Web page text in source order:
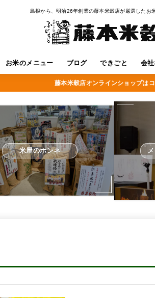
島根から、明治26年創業の藤本米穀店が厳選したお
お米のメニュー ブログ できごと 会
藤本米穀店オンラインショップはコ
米屋のホンネ